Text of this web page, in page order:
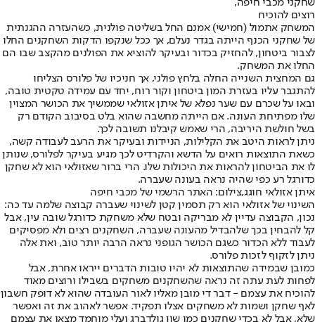
שחקני מכבי חיפה,
רוצים להוכיח
המשחק אתמול (חמישי) אמנם החל בשליטה פולנית, כשהעזרה ההגנתית
של שחקני הכנף הייתה בגדר נעלם, אך ככל שנקפו הדקות השחקנים החלו
לצבור ביטחון, להחזיק בכדור ובעיקר להוציא את הפולנים מהקצב שבו הם
החלו את המשחק.
גם המחצית השנייה החלה בלחץ פולני, אך חניכיו של פלורס הצליחו
להתגבר עליו בעזרת המון ביטחון וקור רוח, יחד עם עמידה טקטית טובה,
ובאו על שכרם עם שער נפלא של איתן אזולאי שממשיך את הכושר המצוין
שלו מפתיחת העונה. אם הייתה מחשבה שהוא בלט בסיבוב הקודם רק
בשל חולשת היריבה, הרי שאמש קיבלנו תשובה לכך.
ניתן לראות היטב את הקלילות, הניידות ובעיקר את הרעב לעבודה קשה,
כשאת התוצאות רואים על הדשא והקרדיט לכך מגיע בעיקר לפלורס, שנותן
לו את הביטחון להראות את היכולות שלו. הרי ברור שאזולאי הוא לא שחקן
כדורגל רע כפי שהיה נראה בעונה שעברה.
איתן אזולאי חוגג,צילום: האתר הרשמי של מכבי חיפה
השינוי של אזולאי הוא רק תסמין קטן לשינוי שעברה קבוצה שלמה עד כה:
נכון, הקבוצה עדיין לא מבריקה ובטח שלא משחקת כדורגל שובה עין, אבל
קל להבחין בכך שלהבדיל מהעונה שעברה, השחקנים רצים ולא מפסיקים
לעבוד ללא הכדור כשגם הכושר הגופני נראה הרבה יותר טוב, ואת אלה
ניתן לזקוף לזכות פלורס.
כמובן שבמידה שהתוצאות לא יהיו טובות הדברים ייראו אחרת, אבל
לפחות לעת עתה זה נראה שהשחקנים משחקים בשבילו ורוצים מאוד
להוכיח את עצמם - דבר די מובן מאליו לאור העובדה שהוא לא דופק חשבון
לאף שחקן ושמות לא משחקים אצלו תפקיד. אפשר לאהוב את זה ואפשר
שלא, אבל לא בכדי שחקנים כמו שון גולדברג ועלי מוחמד מצאו את עצמם